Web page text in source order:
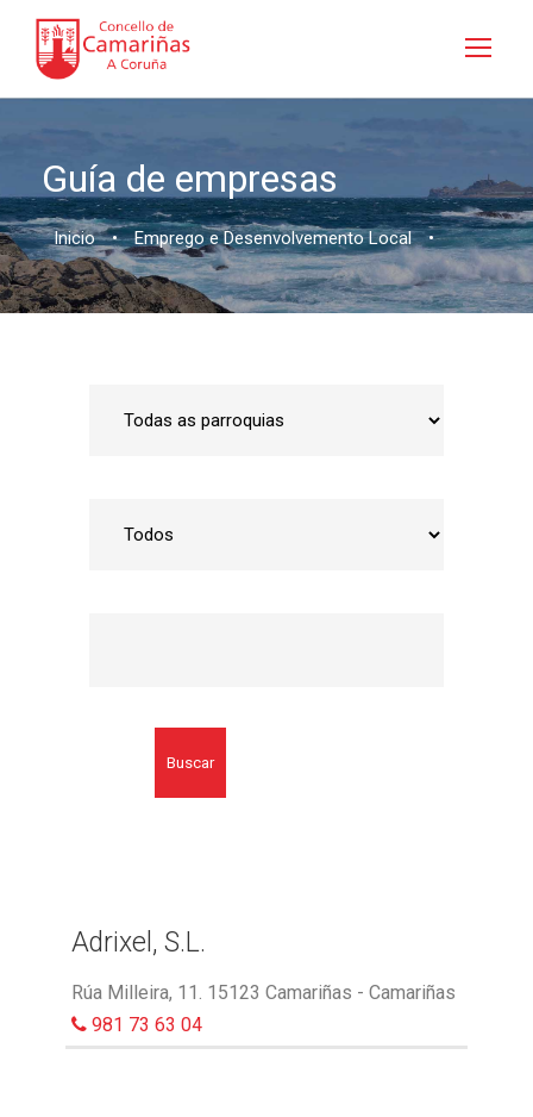
Guía de empresas
Inicio • Emprego e Desenvolvemento Local •
Buscar
Adrixel, S.L.
Rúa Milleira, 11. 15123 Camariñas - Camariñas
981 73 63 04